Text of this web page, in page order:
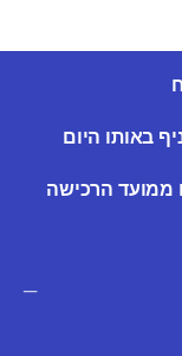
באותו היום